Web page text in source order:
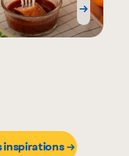
inspirations